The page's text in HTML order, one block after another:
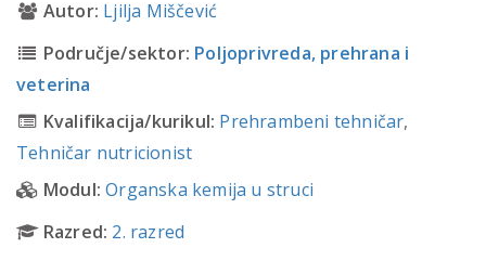
Autor: Ljilja Miščević
Područje/sektor: Poljoprivreda, prehrana i
veterina
Kvalifikacija/kurikul: Prehrambeni tehničar,
Tehničar nutricionist
Modul: Organska kemija u struci
Razred: 2. razred